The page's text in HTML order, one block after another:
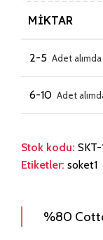
MIKTAR
2-5
6-10
Stok kodu: SKT-
Etiketler: soket1
%80